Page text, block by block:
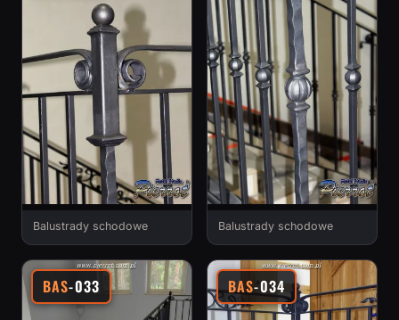
Balustrady schodowe Balustrady schodowe
BAS-033 BAS-034